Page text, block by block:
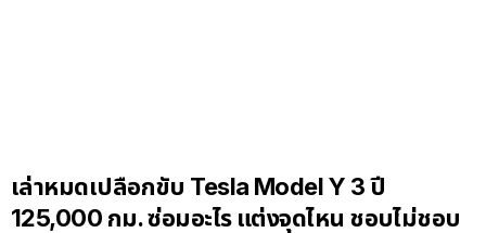
เล่าหมดเปลือกขับ Tesla Model Y 3 ปี
125,000 กม. ซ่อมอะไร แต่งจุดไหน ชอบไม่ชอบ